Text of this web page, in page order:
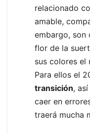
relacionado
amable,
embargo, son
flor de la
sus colores el
Para ellos el
transición,
caer en
traerá mucha